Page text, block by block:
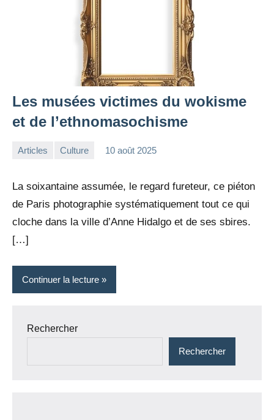
Les musées victimes du wokisme
et de l’ethnomasochisme
Articles Culture 10 août 2025
La soixantaine assumée, le regard fureteur, ce piéton
de Paris photographie systématiquement tout ce qui
cloche dans la ville d’Anne Hidalgo et de ses sbires.
[…]
Continuer la lecture
Rechercher
Rechercher